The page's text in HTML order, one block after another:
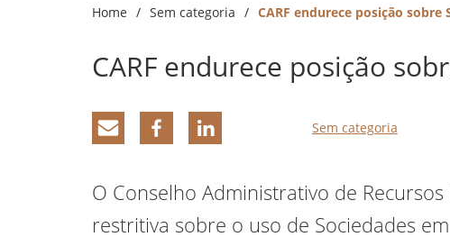
Home / Sem categoria / CARF endurece posição sobre
CARF endurece posição
Sem categoria
O Conselho Administrativo de
restritiva sobre o uso de Sociedades